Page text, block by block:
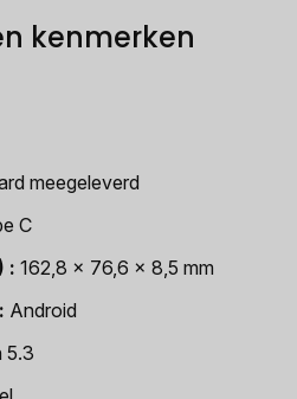
kenmerken
meegeleverd
C
162,8 x 76,6 x 8,5 mm
Android
5.3